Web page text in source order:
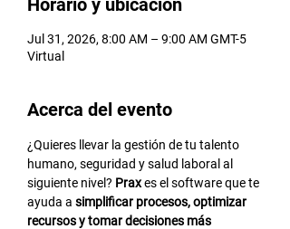
Horario y ubicación
Jul 31, 2026, 8:00 AM – 9:00 AM GMT-5
Virtual
Acerca del evento
¿Quieres llevar la gestión de tu talento
humano, seguridad y salud laboral al
siguiente nivel? Prax es el software que te
ayuda a simplificar procesos, optimizar
recursos y tomar decisiones más